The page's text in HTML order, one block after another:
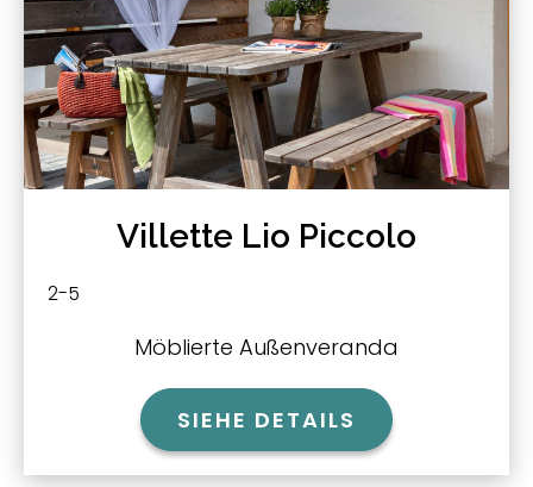
Villette Lio Piccolo
2-5
Möblierte Außenveranda
SIEHE DETAILS